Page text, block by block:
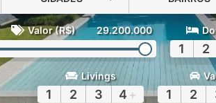
Valor (R$) 29.200.000
1 2
Livings
1 2 3 4 + 1 2